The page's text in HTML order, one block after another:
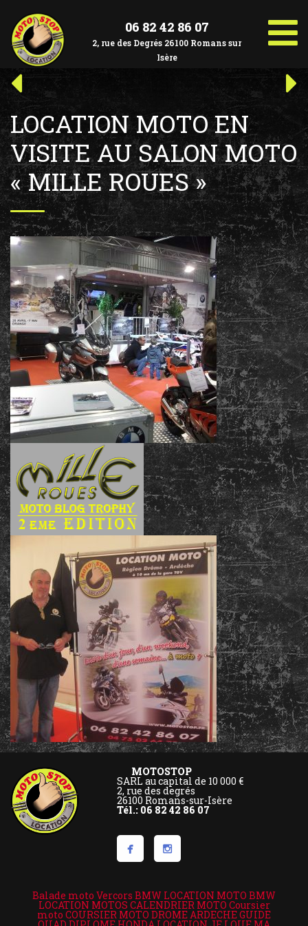
au
contenu
2, rue des Degrés 26100 Romans sur
Isère
06 82 42 86 07
Navigation
de
l’article
Article
précédent :
LOCATION MOTO EN
VISITE AU SALON MOTO
« MILLE ROUES »
MOTOSTOP
SARL au capital de 10 000 €
2, rue des degrés
26100 Romans-sur-Isère
Tél.: 06 82 42 86 07
Balade moto Vercors BMW LOCATION MOTO BMW
LOCATION MOTOS CALENDRIER MOTO Coursier
moto COURSIER MOTO DROME ARDECHEGUIDE